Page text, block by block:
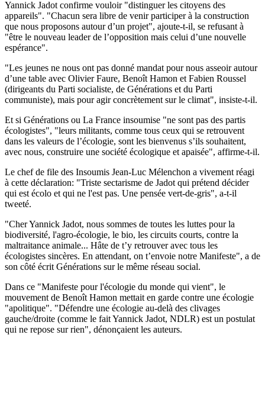
Yannick Jadot confirme vouloir "distinguer les citoyens des
appareils". "Chacun sera libre de venir participer à la construction
que nous proposons autour d’un projet", ajoute-t-il, se refusant à
"être le nouveau leader de l’opposition mais celui d’une nouvelle
espérance".
"Les jeunes ne nous ont pas donné mandat pour nous asseoir autour
d’une table avec Olivier Faure, Benoît Hamon et Fabien Roussel
(dirigeants du Parti socialiste, de Générations et du Parti
communiste), mais pour agir concrètement sur le climat", insiste-t-il.
Et si Générations ou La France insoumise "ne sont pas des partis
écologistes", "leurs militants, comme tous ceux qui se retrouvent
dans les valeurs de l’écologie, sont les bienvenus s’ils souhaitent,
avec nous, construire une société écologique et apaisée", affirme-t-il.
Le chef de file des Insoumis Jean-Luc Mélenchon a vivement réagi
à cette déclaration: "Triste sectarisme de Jadot qui prétend décider
qui est écolo et qui ne l'est pas. Une pensée vert-de-gris", a-t-il
tweeté.
"Cher Yannick Jadot, nous sommes de toutes les luttes pour la
biodiversité, l'agro-écologie, le bio, les circuits courts, contre la
maltraitance animale... Hâte de t’y retrouver avec tous les
écologistes sincères. En attendant, on t’envoie notre Manifeste", a de
son côté écrit Générations sur le même réseau social.
Dans ce "Manifeste pour l'écologie du monde qui vient", le
mouvement de Benoît Hamon mettait en garde contre une écologie
"apolitique". "Défendre une écologie au-delà des clivages
gauche/droite (comme le fait Yannick Jadot, NDLR) est un postulat
qui ne repose sur rien", dénonçaient les auteurs.